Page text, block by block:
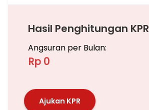
Hasil Penghitungan KPR
Angsuran per Bulan:
Rp 0
Ajukan KPR